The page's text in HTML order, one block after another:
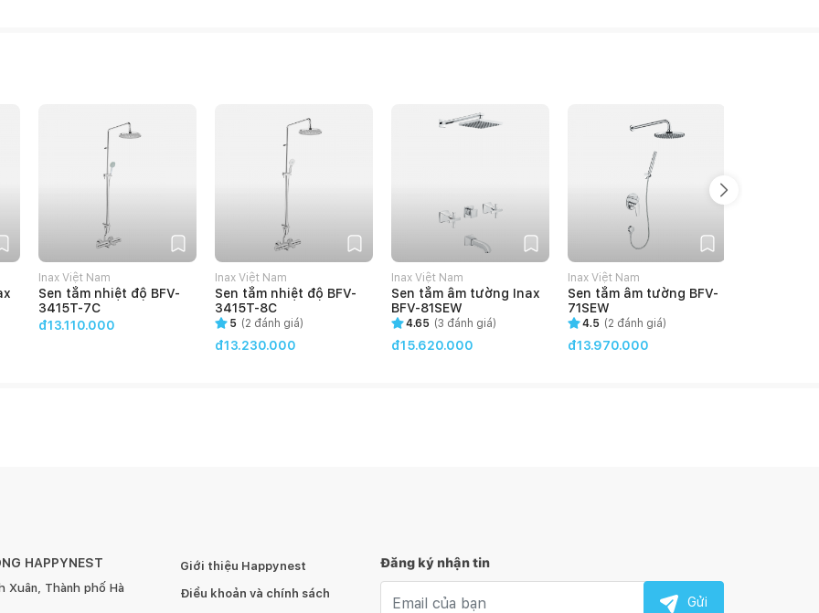
Inax Việt Nam
Sen tắm nhiệt độ BFV-
3415T-7C
đ13.110.000
Inax Việt Nam
Sen tắm nhiệt độ BFV-
3415T-8C
5 (2 đánh giá)
đ13.230.000
Inax Việt Nam
Sen tắm âm tường Inax
BFV-81SEW
4.65 (3 đánh giá)
đ15.620.000
Inax Việt Nam
Sen tắm âm tường BFV-
71SEW
4.5 (2 đánh giá)
đ13.970.000
HAPPYNEST
Xuân, Thành phố Hà
Giới thiệu Happynest
Điều khoản và chính sách
Đăng ký nhận tin
Gửi